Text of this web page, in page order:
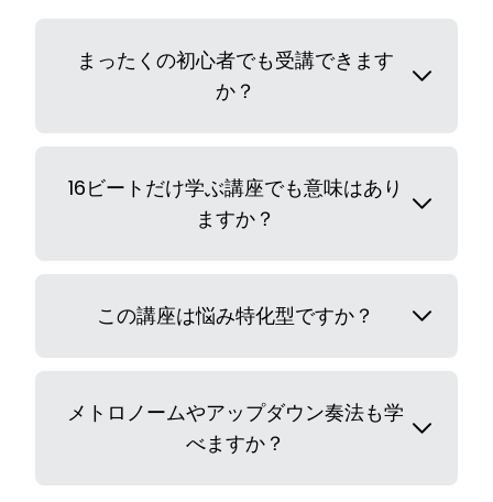
まったくの初心者でも受講できます
か？
16ビートだけ学ぶ講座でも意味はあり
ますか？
この講座は悩み特化型ですか？
メトロノームやアップダウン奏法も学
べますか？